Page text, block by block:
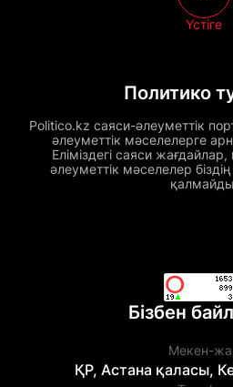
Политико
Politico.kz саяси-әлеуметтік
әлеуметтік мәселелерге
Еліміздегі саяси
әлеуметтік мәселелер
Үстіге
Бізбен
Мекен-
ҚР, Астана қаласы,